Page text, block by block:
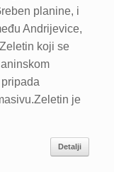
planine, i
Andrijevice,
koji se
je
Detalji